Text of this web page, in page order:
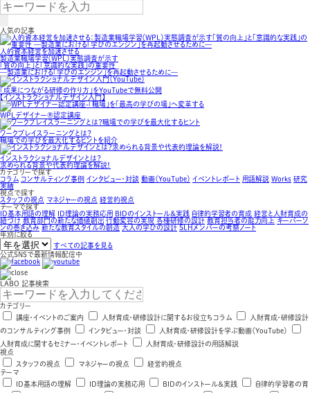
人気の記事
人的資本経営を加速させる
製造業職場学習（WPL）実態調査が示す
「質の向上」と「意識的な実践」の重要性
—製造業における「学びのエンジン」を再起動させるために—
「成果につながる研修の作り方」をYouTubeで無料公開
【インストラクショナルデザイン入門】
WPLデザイナー®認定講座
ワークプレイスラーニングとは？
職場での学びを最大化するヒントを紹介
インストラクショナルデザインとは？
求められる背景や代表的理論を解説！
カテゴリーで探す
コラム コンサルティング事例 インタビュー・対談 動画（YouTube） イベントレポート 用語解説 Works 研究
実績
視点で探す
スタッフの視点 マネジャーの視点 経営的視点
テーマで探す
ID基本用語の理解 ID理論の実務応用 BIDのインストール＆実践 自律的学習者の育成 経営と人財育成の
紐づけ 教育部門の新たな価値創出 行動変容の実現 各種研修の設計 教育担当者の能力向上 キーパーソ
ンの巻き込み 新たな教育スタイルの創造 大人の学びの設計 SLHメンバーの考察ノート
年別に絞る
すべての記事を見る
公式SNSで最新情報配信中
LABO 記事検索
カテゴリー
講座・イベントのご案内
人財育成・研修設計に関するお役立ちコラム
人財育成・研修設計
のコンサルティング事例
インタビュー・対談
人財育成・研修設計を学ぶ動画（YouTube）
人財育成に関するセミナー・イベントレポート
人財育成・研修設計の用語解説
視点
スタッフの視点
マネジャーの視点
経営的視点
テーマ
ID基本用語の理解
ID理論の実務応用 BIDのインストール＆実践 自律的学習者の育